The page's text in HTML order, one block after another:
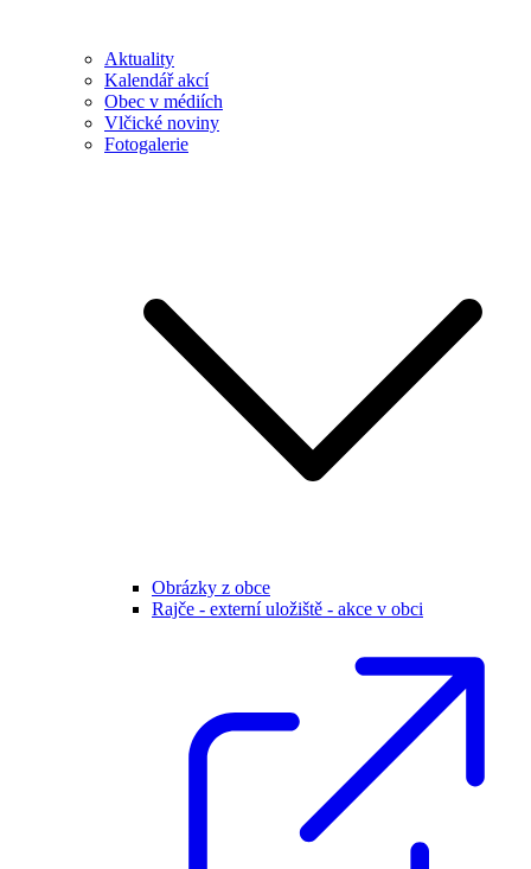
Aktuality
Kalendář akcí
Obec v médiích
Vlčické noviny
Fotogalerie
Obrázky z obce
Rajče - externí uložiště - akce v obci